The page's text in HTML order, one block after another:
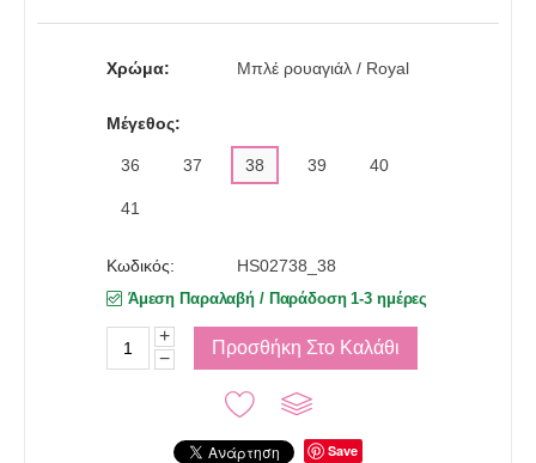
Χρώμα: Μπλέ ρουαγιάλ / Royal
Μέγεθος:
36 37 38 39 40
41
Κωδικός: HS02738_38
Άμεση Παραλαβή / Παράδoση 1-3 ημέρες
+
−
Προσθήκη Στο Καλάθι
Save